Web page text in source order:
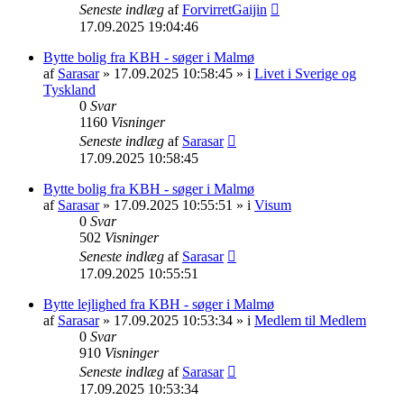
Seneste indlæg afForvirretGaijin
17.09.2025 19:04:46
Bytte bolig fra KBH - søger i Malmø
af Sarasar» 17.09.2025 10:58:45 » i Livet i Sverige og
Tyskland
0 Svar
1160 Visninger
Seneste indlæg af Sarasar
17.09.2025 10:58:45
Bytte bolig fra KBH - søger i Malmø
af Sarasar» 17.09.2025 10:55:51 » i Visum
0 Svar
502 Visninger
Seneste indlæg af Sarasar
17.09.2025 10:55:51
Bytte lejlighed fra KBH - søger i Malmø
af Sarasar» 17.09.2025 10:53:34 » i Medlem til Medlem
0 Svar
910 Visninger
Seneste indlæg af Sarasar
17.09.2025 10:53:34